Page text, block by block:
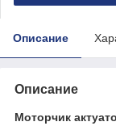
Описание
Описание
Моторчик